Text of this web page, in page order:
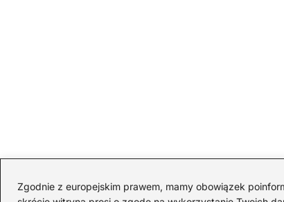
Zgodnie z europejskim prawem, mamy obowiązek